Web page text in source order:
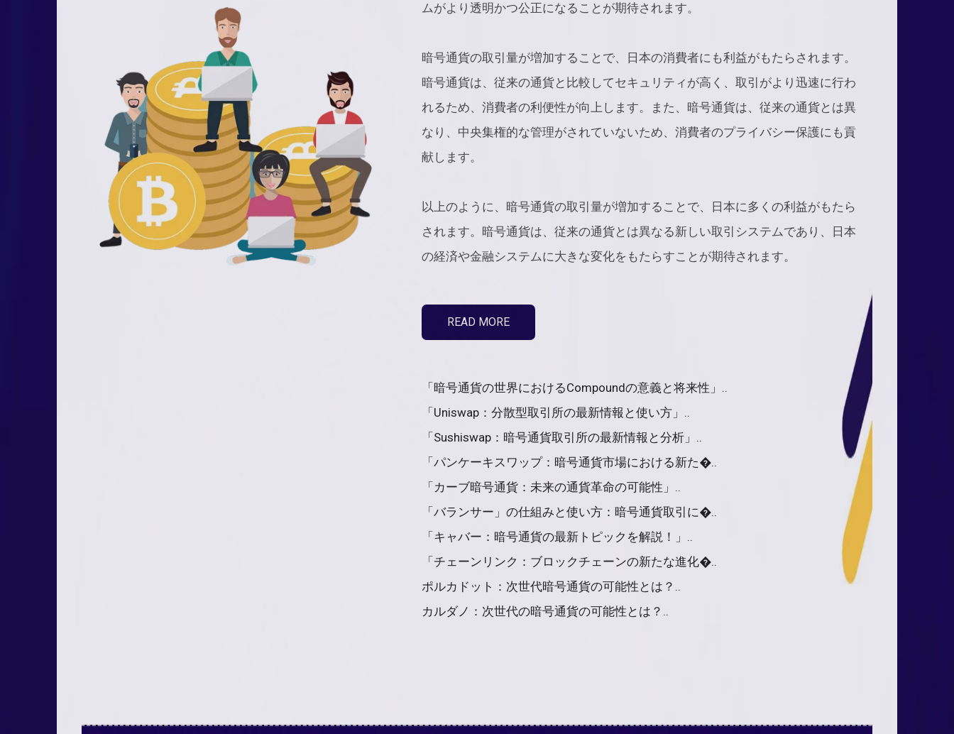
ムがより透明かつ公正になることが期待されます。
暗号通貨の取引量が増加することで、日本の消費者にも利益がもたらされます。
暗号通貨は、従来の通貨と比較してセキュリティが高く、取引がより迅速に行わ
れるため、消費者の利便性が向上します。また、暗号通貨は、従来の通貨とは異
なり、中央集権的な管理がされていないため、消費者のプライバシー保護にも貢
献します。
以上のように、暗号通貨の取引量が増加することで、日本に多くの利益がもたら
されます。暗号通貨は、従来の通貨とは異なる新しい取引システムであり、日本
の経済や金融システムに大きな変化をもたらすことが期待されます。
READ MORE
「暗号通貨の世界におけるCompoundの意義と将来性」..
「Uniswap：分散型取引所の最新情報と使い方」..
「Sushiswap：暗号通貨取引所の最新情報と分析」..
「パンケーキスワップ：暗号通貨市場における新た�..
「カーブ暗号通貨：未来の通貨革命の可能性」..
「バランサー」の仕組みと使い方：暗号通貨取引に�..
「キャバー：暗号通貨の最新トピックを解説！」..
「チェーンリンク：ブロックチェーンの新たな進化�..
ポルカドット：次世代暗号通貨の可能性とは？..
カルダノ：次世代の暗号通貨の可能性とは？..